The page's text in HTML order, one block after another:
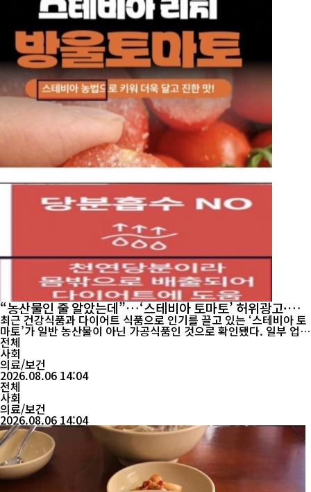
“농산물인 줄 알았는데”…‘스테비아 토마토’ 허위광고·위
생관리 위반 무더기 적발
최근 건강식품과 다이어트 식품으로 인기를 끌고 있는 ‘스테비아 토
마토’가 일반 농산물이 아닌 가공식품인 것으로 확인됐다. 일부 업체
들은 이를 일반 토마토처럼 광고해 판매한 것으로 드러났고, 제조업
체에서는 위생관리 기준 위반이 적발됐으며 시중에 유통 중인 일부
제품에서는 대장균 기준까지 초과한 것으로 나타났다. 식품의약품
안전처는 6일 ‘스테비아 토마토’에 대한 온...
전체
사회
의료/보건
2026.08.06 14:04
전체
사회
의료/보건
2026.08.06 14:04